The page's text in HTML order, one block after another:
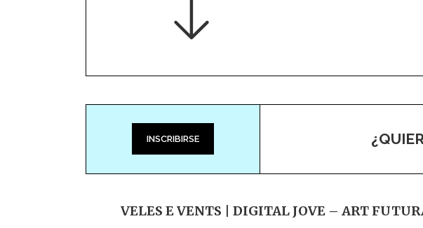
INSCRIBIRSE
VELES E VENTS | DIGITAL JOVE – ART